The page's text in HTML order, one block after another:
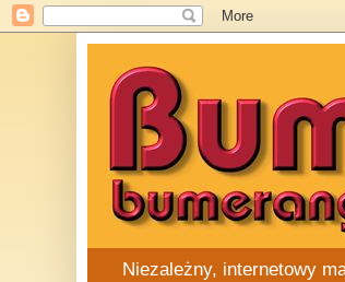
Niezależny, internetowy